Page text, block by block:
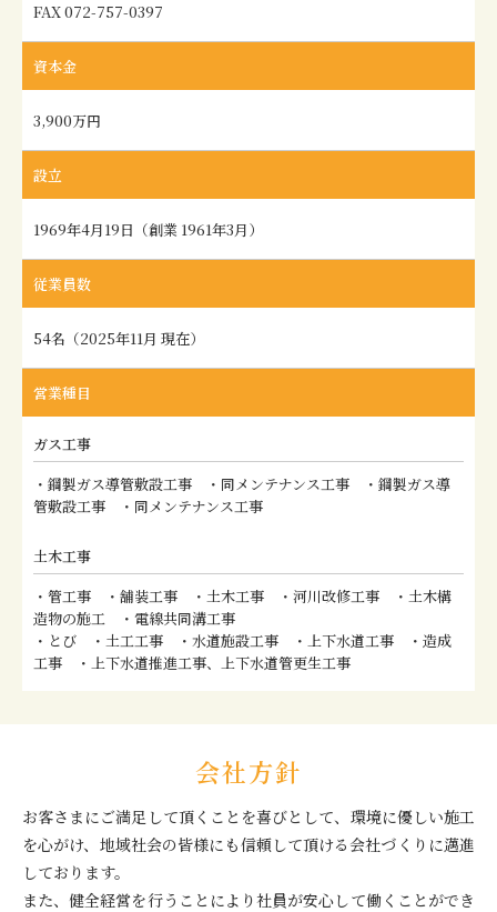
FAX 072-757-0397
資本金
3,900万円
設立
1969年4月19日（創業 1961年3月）
従業員数
54名（2025年11月 現在）
営業種目
ガス工事
・鋼製ガス導管敷設工事 ・同メンテナンス工事 ・鋼製ガス導
管敷設工事 ・同メンテナンス工事
土木工事
・管工事 ・舗装工事 ・土木工事 ・河川改修工事 ・土木構
造物の施工 ・電線共同溝工事
・とび ・土工工事 ・水道施設工事 ・上下水道工事 ・造成
工事 ・上下水道推進工事、上下水道管更生工事
会社方針
お客さまにご満足して頂くことを喜びとして、環境に優しい施工
を心がけ、地域社会の皆様にも信頼して頂ける会社づくりに邁進
しております。
また、健全経営を行うことにより社員が安心して働くことができ